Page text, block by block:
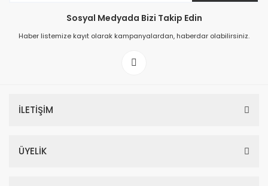
199,00 TL
Sosyal Medyada Bizi Takip Edin
Haber listemize kayıt olarak kampanyalardan, haberdar olabilirsiniz.
İLETİŞİM
ÜYELİK